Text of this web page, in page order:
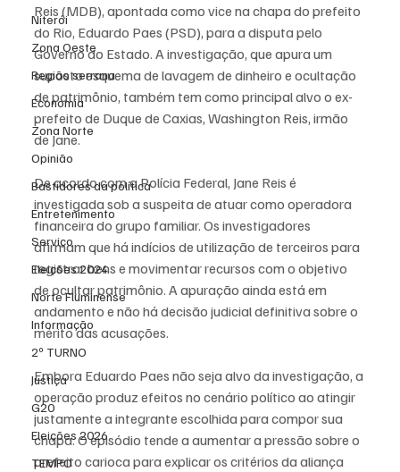
Niterói
Zona Oeste
Região serrana
Economia
Zona Norte
Opinião
Bastidores da política
Entretenimento
Serviço
Eleições 2024
Norte Fluminense
Informação
2º TURNO
Justiça
G20
Eleições 2026
TEMPO
Reis (MDB), apontada como vice na chapa do prefeito
do Rio, Eduardo Paes (PSD), para a disputa pelo
Governo do Estado. A investigação, que apura um
suposto esquema de lavagem de dinheiro e ocultação
de patrimônio, também tem como principal alvo o ex-
prefeito de Duque de Caxias, Washington Reis, irmão
de Jane.
De acordo com a Polícia Federal, Jane Reis é
investigada sob a suspeita de atuar como operadora
financeira do grupo familiar. Os investigadores
afirmam que há indícios de utilização de terceiros para
registrar bens e movimentar recursos com o objetivo
de ocultar patrimônio. A apuração ainda está em
andamento e não há decisão judicial definitiva sobre o
mérito das acusações.
Embora Eduardo Paes não seja alvo da investigação, a
operação produz efeitos no cenário político ao atingir
justamente a integrante escolhida para compor sua
chapa. O episódio tende a aumentar a pressão sobre o
prefeito carioca para explicar os critérios da aliança